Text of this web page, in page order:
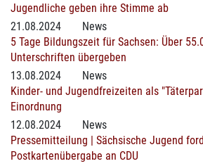
Jugendliche geben ihre Stimme ab
21.08.2024
News
5 Tage Bildungszeit für Sachsen: Über
Unterschriften übergeben
13.08.2024
News
Kinder- und Jugendfreizeiten als
Einordnung
12.08.2024
News
Pressemitteilung | Sächsische Jugend
Postkartenübergabe an CDU